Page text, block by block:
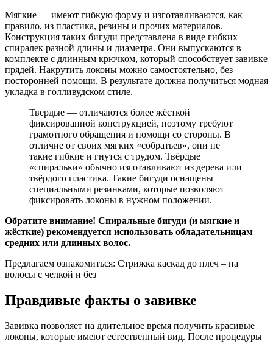
Мягкие — имеют гибкую форму и изготавливаются, как
правило, из пластика, резины и прочих материалов.
Конструкция таких бигуди представлена в виде гибких
спиралек разной длины и диаметра. Они выпускаются в
комплекте с длинным крючком, который способствует завивке
прядей. Накрутить локоны можно самостоятельно, без
посторонней помощи. В результате должна получиться модная
укладка в голливудском стиле.
Твердые — отличаются более жёсткой
фиксированной конструкцией, поэтому требуют
грамотного обращения и помощи со стороны. В
отличие от своих мягких «собратьев», они не
такие гибкие и гнутся с трудом. Твёрдые
«спиральки» обычно изготавливают из дерева или
твёрдого пластика. Такие бигуди оснащены
специальными резинками, которые позволяют
фиксировать локоны в нужном положении.
Обратите внимание! Спиральные бигуди (и мягкие и
жёсткие) рекомендуется использовать обладательницам
средних или длинных волос.
Предлагаем ознакомиться: Стрижка каскад до плеч – на
волосы с челкой и без
Правдивые факты о завивке
Завивка позволяет на длительное время получить красивые
локоны, которые имеют естественный вид. После процедуры